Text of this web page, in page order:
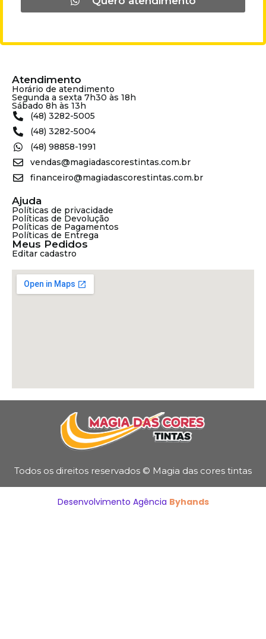
Atendimento
Horário de atendimento
Segunda a sexta 7h30 às 18h
Sábado 8h às 13h
(48) 3282-5005
(48) 3282-5004
(48) 98858-1991
vendas@magiadascorestintas.com.br
financeiro@magiadascorestintas.com.br
Ajuda
Políticas de privacidade
Políticas de Devolução
Políticas de Pagamentos
Políticas de Entrega
Meus Pedidos
Editar cadastro
Todos os direitos reservados © Magia das cores tintas
Desenvolvimento Agência Byhands